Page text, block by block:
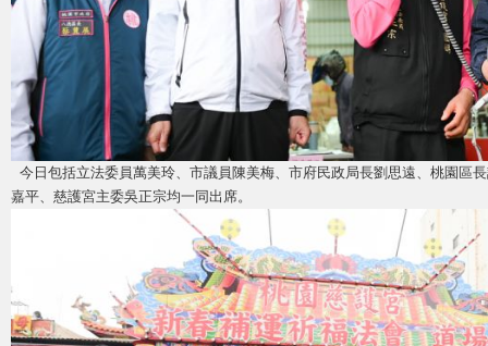
今日包括立法委員萬美玲、市議員陳美梅、市府民政局長劉思遠、桃園區
嘉平、慈護宮主委吳正宗均一同出席。